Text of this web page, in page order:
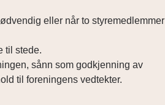
eller når to styremedlemmer
til stede.
sånn som godkjenning av
til foreningens vedtekter.